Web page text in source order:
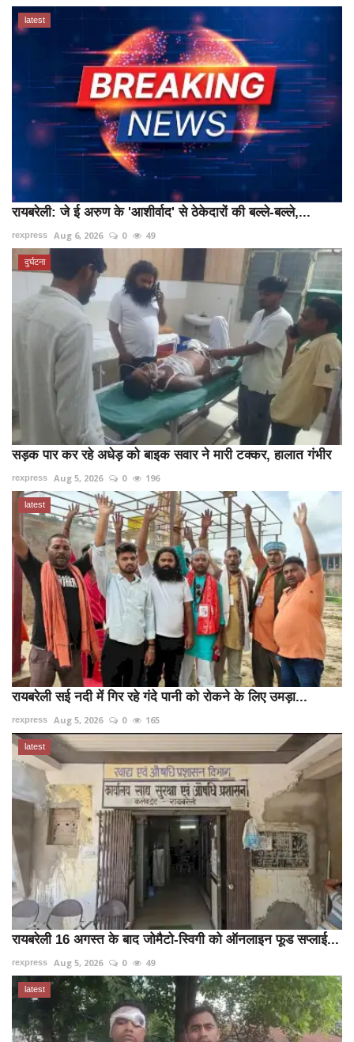
latest
रायबरेली: जे ई अरुण के 'आशीर्वाद' से ठेकेदारों की बल्ले-बल्ले,...
rexpress Aug 6, 2026 0 49
दुर्घटना
सड़क पार कर रहे अधेड़ को बाइक सवार ने मारी टक्कर, हालात गंभीर
rexpress Aug 5, 2026 0 196
latest
रायबरेली सई नदी में गिर रहे गंदे पानी को रोकने के लिए उमड़ा...
rexpress Aug 5, 2026 0 165
latest
रायबरेली 16 अगस्त के बाद जोमैटो-स्विगी को ऑनलाइन फूड सप्लाई...
rexpress Aug 5, 2026 0 49
latest